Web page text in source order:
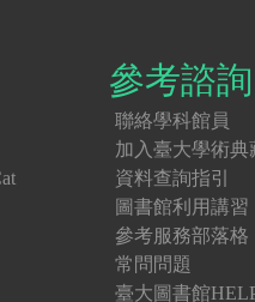
參考諮詢
聯絡學科館員
加入臺大學術典
資料查詢指引
圖書館利用講習
參考服務部落格
常問問題
臺大圖書館